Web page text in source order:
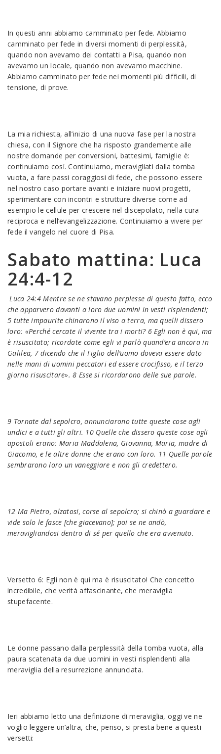
In questi anni abbiamo camminato per fede. Abbiamo
camminato per fede in diversi momenti di perplessità,
quando non avevamo dei contatti a Pisa, quando non
avevamo un locale, quando non avevamo macchine.
Abbiamo camminato per fede nei momenti più difficili, di
tensione, di prove.
La mia richiesta, all’inizio di una nuova fase per la nostra
chiesa, con il Signore che ha risposto grandemente alle
nostre domande per conversioni, battesimi, famiglie è:
continuiamo così. Continuiamo, meravigliati dalla tomba
vuota, a fare passi coraggiosi di fede, che possono essere
nel nostro caso portare avanti e iniziare nuovi progetti,
sperimentare con incontri e strutture diverse come ad
esempio le cellule per crescere nel discepolato, nella cura
reciproca e nell’evangelizzazione. Continuiamo a vivere per
fede il vangelo nel cuore di Pisa.
Sabato mattina: Luca
24:4-12
Luca 24:4 Mentre se ne stavano perplesse di questo fatto, ecco
che apparvero davanti a loro due uomini in vesti risplendenti;
5 tutte impaurite chinarono il viso a terra, ma quelli dissero
loro: «Perché cercate il vivente tra i morti? 6 Egli non è qui, ma
è risuscitato; ricordate come egli vi parlò quand’era ancora in
Galilea, 7 dicendo che il Figlio dell’uomo doveva essere dato
nelle mani di uomini peccatori ed essere crocifisso, e il terzo
giorno risuscitare». 8 Esse si ricordarono delle sue parole.
9 Tornate dal sepolcro, annunciarono tutte queste cose agli
undici e a tutti gli altri. 10 Quelle che dissero queste cose agli
apostoli erano: Maria Maddalena, Giovanna, Maria, madre di
Giacomo, e le altre donne che erano con loro. 11 Quelle parole
sembrarono loro un vaneggiare e non gli credettero.
12 Ma Pietro, alzatosi, corse al sepolcro; si chinò a guardare e
vide solo le fasce [che giacevano]; poi se ne andò,
meravigliandosi dentro di sé per quello che era avvenuto.
Versetto 6: Egli non è qui ma è risuscitato! Che concetto
incredibile, che verità affascinante, che meraviglia
stupefacente.
Le donne passano dalla perplessità della tomba vuota, alla
paura scatenata da due uomini in vesti risplendenti alla
meraviglia della resurrezione annunciata.
Ieri abbiamo letto una definizione di meraviglia, oggi ve ne
voglio leggere un’altra, che, penso, si presta bene a questi
versetti: